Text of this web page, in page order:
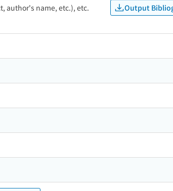
author's name, etc.), etc. Output